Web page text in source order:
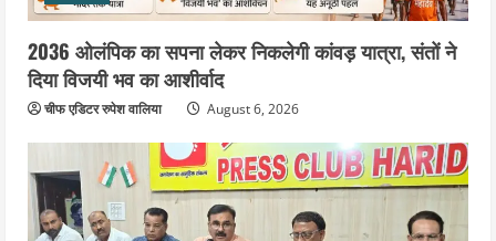
2036 ओलंपिक का सपना लेकर निकलेगी कांवड़ यात्रा, संतों ने
दिया विजयी भव का आशीर्वाद
चीफ एडिटर रुपेश वालिया August 6, 2026